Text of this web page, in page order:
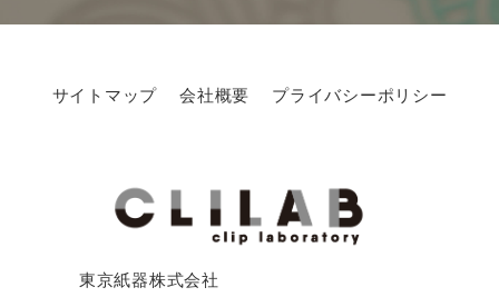
サイトマップ 会社概要 プライバシーポリシー
東京紙器株式会社